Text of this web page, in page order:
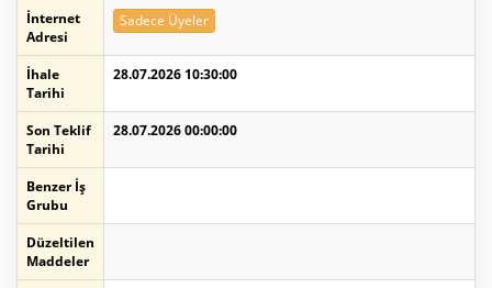
İnternet
Adresi
Sadece Üyeler
İhale
Tarihi
28.07.2026 10:30:00
Son Teklif
Tarihi
28.07.2026 00:00:00
Benzer İş
Grubu
Düzeltilen
Maddeler